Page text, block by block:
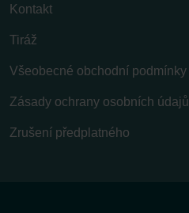
Kontakt
Tiráž
Všeobecné obchodní podmínky
Zásady ochrany osobních údajů
Zrušení předplatného